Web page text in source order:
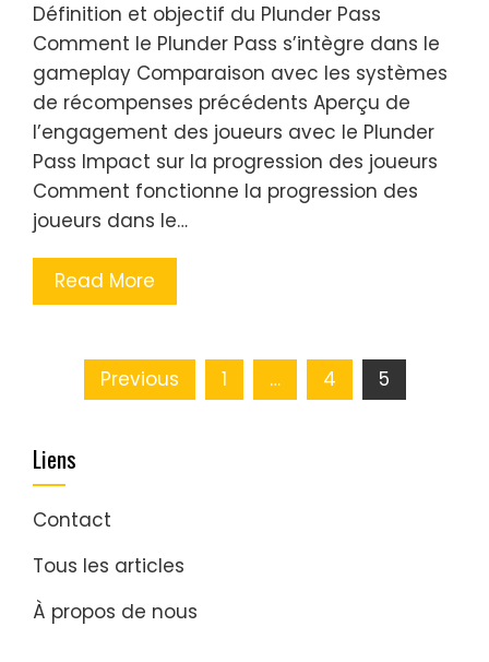
Définition et objectif du Plunder Pass
Comment le Plunder Pass s’intègre dans le
gameplay Comparaison avec les systèmes
de récompenses précédents Aperçu de
l’engagement des joueurs avec le Plunder
Pass Impact sur la progression des joueurs
Comment fonctionne la progression des
joueurs dans le…
Read More
Posts
pagination
Previous 1 … 4 5
Liens
Contact
Tous les articles
À propos de nous